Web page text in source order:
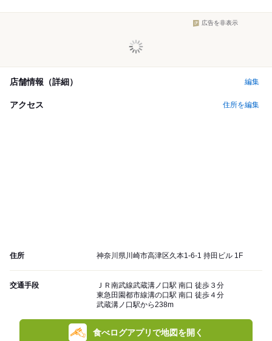
広告を非表示
店舗情報（詳細） 編集
アクセス 住所を編集
住所 神奈川県川崎市高津区久本1-6-1 持田ビル 1F
交通手段
ＪＲ南武線武蔵溝ノ口駅 南口 徒歩３分
東急田園都市線溝の口駅 南口 徒歩４分
武蔵溝ノ口駅から238m
食べログアプリで地図を開く